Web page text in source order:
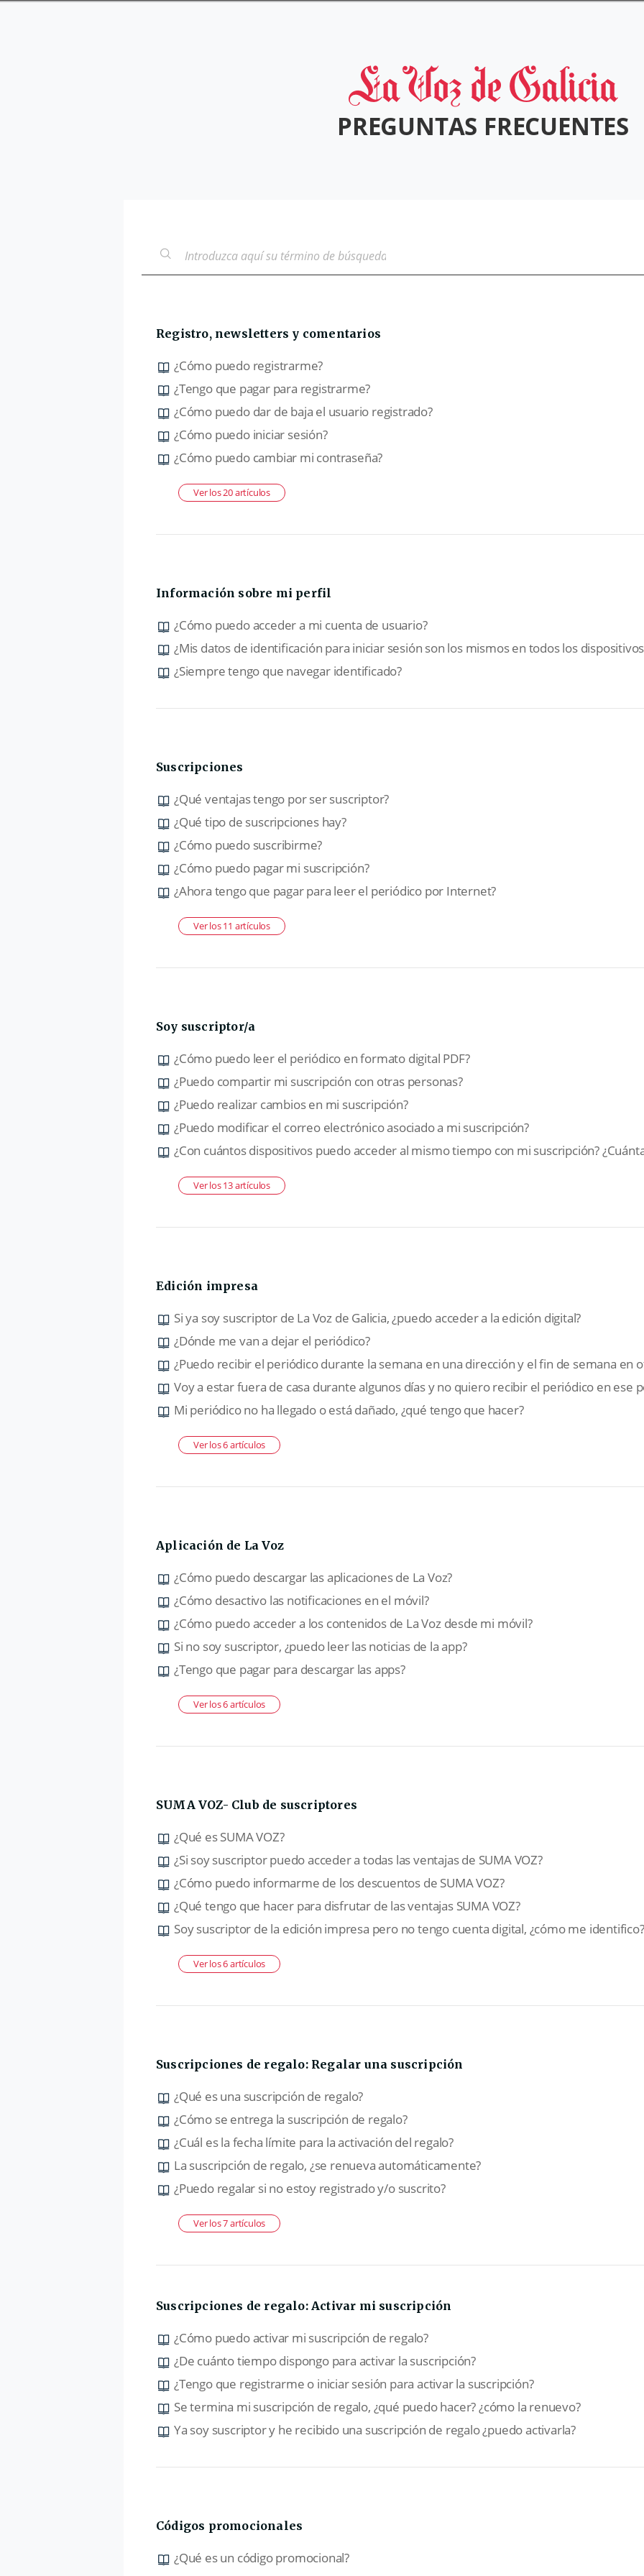
PREGUNTAS FRECUENTES
Registro, newsletters y comentarios
¿Cómo puedo registrarme?
¿Tengo que pagar para registrarme?
¿Cómo puedo dar de baja el usuario registrado?
¿Cómo puedo iniciar sesión?
¿Cómo puedo cambiar mi contraseña?
Ver los 20 artículos
Información sobre mi perfil
¿Cómo puedo acceder a mi cuenta de usuario?
¿Mis datos de identificación para iniciar sesión son los mismos en todos los
¿Siempre tengo que navegar identificado?
Suscripciones
¿Qué ventajas tengo por ser suscriptor?
¿Qué tipo de suscripciones hay?
¿Cómo puedo suscribirme?
¿Cómo puedo pagar mi suscripción?
¿Ahora tengo que pagar para leer el periódico por Internet?
Ver los 11 artículos
Soy suscriptor/a
¿Cómo puedo leer el periódico en formato digital PDF?
¿Puedo compartir mi suscripción con otras personas?
¿Puedo realizar cambios en mi suscripción?
¿Puedo modificar el correo electrónico asociado a mi suscripción?
Ver los 13 artículos
Edición impresa
Si ya soy suscriptor de La Voz de Galicia, ¿puedo acceder a la edición digital?
¿Dónde me van a dejar el periódico?
¿Puedo recibir el periódico durante la semana en una dirección y el fin de semana en
Voy a estar fuera de casa durante algunos días y no quiero recibir el periódico en ese
Mi periódico no ha llegado o está dañado, ¿qué tengo que hacer?
Ver los 6 artículos
Aplicación de La Voz
¿Cómo puedo descargar las aplicaciones de La Voz?
¿Cómo desactivo las notificaciones en el móvil?
¿Cómo puedo acceder a los contenidos de La Voz desde mi móvil?
Si no soy suscriptor, ¿puedo leer las noticias de la app?
¿Tengo que pagar para descargar las apps?
Ver los 6 artículos
SUMA VOZ- Club de suscriptores
¿Qué es SUMA VOZ?
¿Si soy suscriptor puedo acceder a todas las ventajas de SUMA VOZ?
¿Cómo puedo informarme de los descuentos de SUMA VOZ?
¿Qué tengo que hacer para disfrutar de las ventajas SUMA VOZ?
Soy suscriptor de la edición impresa pero no tengo cuenta digital, ¿cómo me identifico?
Ver los 6 artículos
Suscripciones de regalo: Regalar una suscripción
¿Qué es una suscripción de regalo?
¿Cómo se entrega la suscripción de regalo?
¿Cuál es la fecha límite para la activación del regalo?
La suscripción de regalo, ¿se renueva automáticamente?
¿Puedo regalar si no estoy registrado y/o suscrito?
Ver los 7 artículos
Suscripciones de regalo: Activar mi suscripción
¿Cómo puedo activar mi suscripción de regalo?
¿De cuánto tiempo dispongo para activar la suscripción?
¿Tengo que registrarme o iniciar sesión para activar la suscripción?
Se termina mi suscripción de regalo, ¿qué puedo hacer? ¿cómo la renuevo?
Ya soy suscriptor y he recibido una suscripción de regalo ¿puedo activarla?
Códigos promocionales
¿Qué es un código promocional?